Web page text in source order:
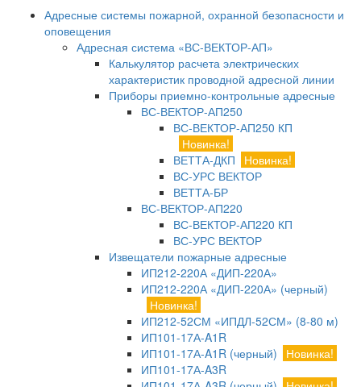
Адресные системы пожарной, охранной безопасности и
оповещения
Адресная система «ВС-ВЕКТОР-АП»
Калькулятор расчета электрических
характеристик проводной адресной линии
Приборы приемно-контрольные адресные
ВС-ВЕКТОР-АП250
ВС-ВЕКТОР-АП250 КП
Новинка!
ВЕТТА-ДКП
Новинка!
ВС-УРС ВЕКТОР
ВЕТТА-БР
ВС-ВЕКТОР-АП220
ВС-ВЕКТОР-АП220 КП
ВС-УРС ВЕКТОР
Извещатели пожарные адресные
ИП212-220А «ДИП-220А»
ИП212-220А «ДИП-220А» (черный)
Новинка!
ИП212-52СМ «ИПДЛ-52СМ» (8-80 м)
ИП101-17А-A1R
ИП101-17А-A1R (черный)
Новинка!
ИП101-17А-A3R